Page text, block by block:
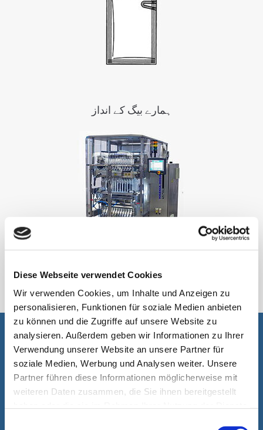
Diese Webseite verwendet Cookies
Wir verwenden Cookies, um Inhalte und Anzeigen zu
personalisieren, Funktionen für soziale Medien anbieten
zu können und die Zugriffe auf unsere Website zu
analysieren. Außerdem geben wir Informationen zu Ihrer
Verwendung unserer Website an unsere Partner für
soziale Medien, Werbung und Analysen weiter. Unsere
Partner führen diese Informationen möglicherweise mit
weiteren Daten zusammen, die Sie ihnen bereitgestellt
ہمارے بیگ کے انداز
آپ کی مدد ہماری لئے خوشی کا باعٖث ہے۔